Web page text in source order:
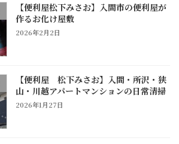
【便利屋松下みさお】入間市の便利屋が
作るお化け屋敷
2026年2月2日
【便利屋 松下みさお】入間・所沢・狭
山・川越アパートマンションの日常清掃
2026年1月27日